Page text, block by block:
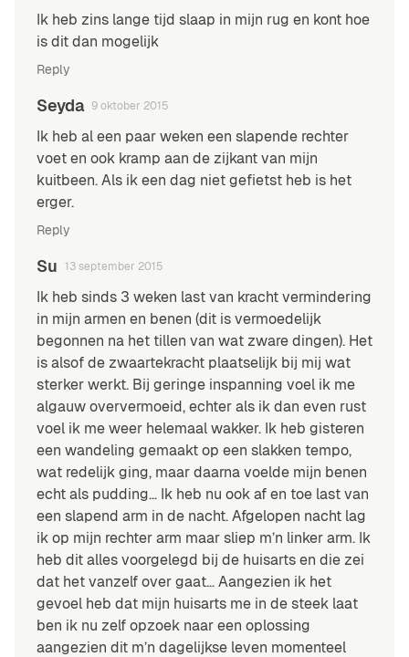
Ik heb zins lange tijd slaap in mijn rug en kont hoe
is dit dan mogelijk
Reply
Seyda 9 oktober 2015
Ik heb al een paar weken een slapende rechter
voet en ook kramp aan de zijkant van mijn
kuitbeen. Als ik een dag niet gefietst heb is het
erger.
Reply
Su 13 september 2015
Ik heb sinds 3 weken last van kracht vermindering
in mijn armen en benen (dit is vermoedelijk
begonnen na het tillen van wat zware dingen). Het
is alsof de zwaartekracht plaatselijk bij mij wat
sterker werkt. Bij geringe inspanning voel ik me
algauw oververmoeid, echter als ik dan even rust
voel ik me weer helemaal wakker. Ik heb gisteren
een wandeling gemaakt op een slakken tempo,
wat redelijk ging, maar daarna voelde mijn benen
echt als pudding… Ik heb nu ook af en toe last van
een slapend arm in de nacht. Afgelopen nacht lag
ik op mijn rechter arm maar sliep m’n linker arm. Ik
heb dit alles voorgelegd bij de huisarts en die zei
dat het vanzelf over gaat… Aangezien ik het
gevoel heb dat mijn huisarts me in de steek laat
ben ik nu zelf opzoek naar een oplossing
aangezien dit m’n dagelijkse leven momenteel